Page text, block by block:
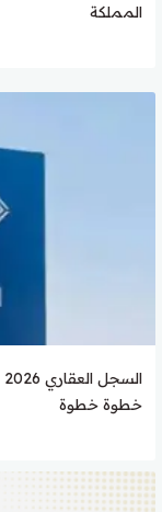
المملكة
خطوة خطوة